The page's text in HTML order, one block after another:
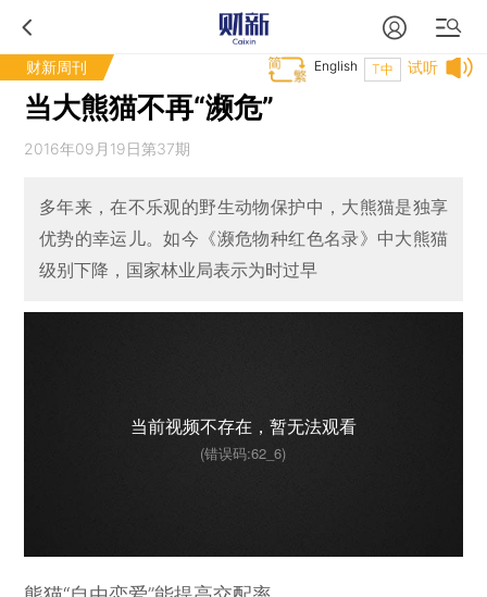
财新周刊 试听
T中
English
当大熊猫不再“濒危”
2016年09月19日第37期
多年来，在不乐观的野生动物保护中，大熊猫是独享
优势的幸运儿。如今《濒危物种红色名录》中大熊猫
级别下降，国家林业局表示为时过早
当前视频不存在，暂无法观看
(错误码:62_6)